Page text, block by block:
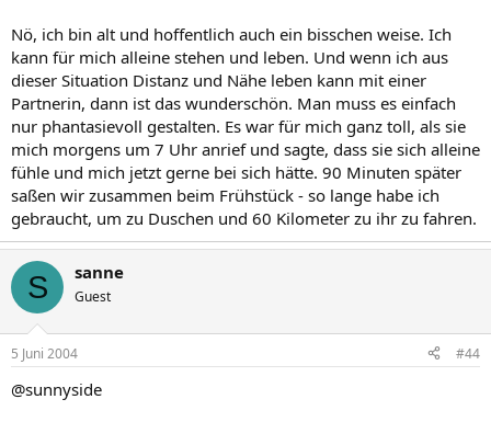
Nö, ich bin alt und hoffentlich auch ein bisschen weise. Ich
kann für mich alleine stehen und leben. Und wenn ich aus
dieser Situation Distanz und Nähe leben kann mit einer
Partnerin, dann ist das wunderschön. Man muss es einfach
nur phantasievoll gestalten. Es war für mich ganz toll, als sie
mich morgens um 7 Uhr anrief und sagte, dass sie sich alleine
fühle und mich jetzt gerne bei sich hätte. 90 Minuten später
saßen wir zusammen beim Frühstück - so lange habe ich
gebraucht, um zu Duschen und 60 Kilometer zu ihr zu fahren.
S sanne
Guest
5 Juni 2004 #44
@sunnyside